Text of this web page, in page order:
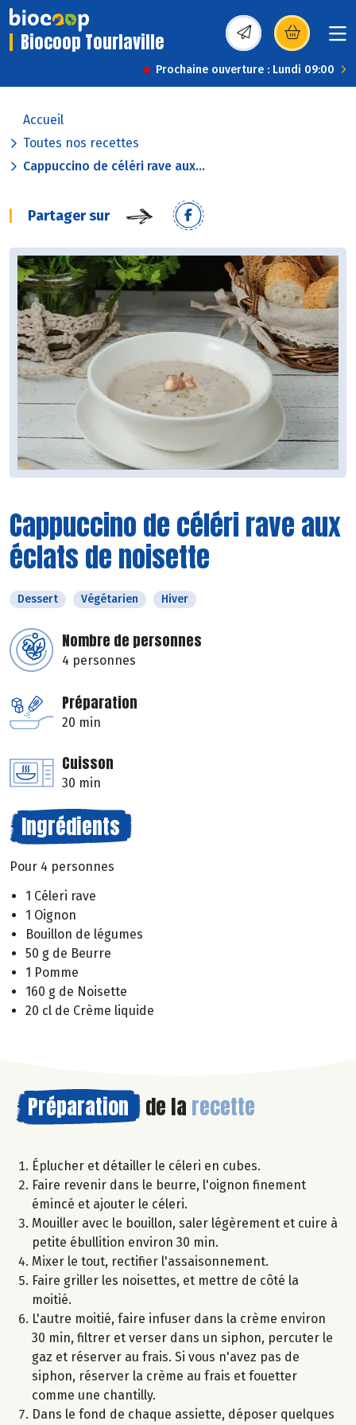
Biocoop Tourlaville (s’ouvre dans une
Prochaine ouverture : Lundi 09:00
Accueil
Toutes nos recettes
Cappuccino de céléri rave aux...
Partager sur
Cappuccino de céléri rave aux
éclats de noisette
Dessert Végétarien Hiver
Nombre de personnes
4 personnes
Préparation
20 min
Cuisson
30 min
Ingrédients
Pour 4 personnes
1 Céleri rave
1 Oignon
Bouillon de légumes
50 g de Beurre
1 Pomme
160 g de Noisette
20 cl de Crème liquide
Préparation de la recette
Éplucher et détailler le céleri en cubes.
Faire revenir dans le beurre, l'oignon finement
émincé et ajouter le céleri.
Mouiller avec le bouillon, saler légèrement et cuire à
petite ébullition environ 30 min.
Mixer le tout, rectifier l'assaisonnement.
Faire griller les noisettes, et mettre de côté la
moitié.
L'autre moitié, faire infuser dans la crème environ
30 min, filtrer et verser dans un siphon, percuter le
gaz et réserver au frais. Si vous n'avez pas de
siphon, réserver la crème au frais et fouetter
comme une chantilly.
Dans le fond de chaque assiette, déposer quelques